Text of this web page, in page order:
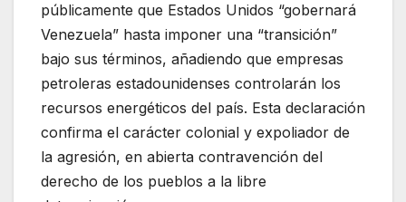
públicamente que Estados Unidos “gobernará
Venezuela” hasta imponer una “transición”
bajo sus términos, añadiendo que empresas
petroleras estadounidenses controlarán los
recursos energéticos del país. Esta declaración
confirma el carácter colonial y expoliador de
la agresión, en abierta contravención del
derecho de los pueblos a la libre